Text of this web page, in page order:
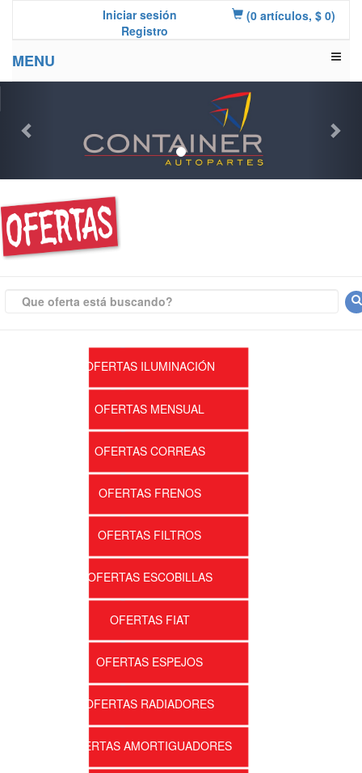
Iniciar sesión
Registro
(0 artículos, $ 0)
MENU
OFERTAS ILUMINACIÓN
OFERTAS MENSUAL
OFERTAS CORREAS
OFERTAS FRENOS
OFERTAS FILTROS
OFERTAS ESCOBILLAS
OFERTAS FIAT
OFERTAS ESPEJOS
OFERTAS RADIADORES
OFERTAS AMORTIGUADORES